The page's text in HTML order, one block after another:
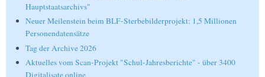
Hauptstaatsarchivs"
Neuer Meilenstein beim BLF-Sterbebilderprojekt: 1,5 Millionen
Personendatensätze
Tag der Archive 2026
Aktuelles vom Scan-Projekt "Schul-Jahresberichte" - über 3400
Digitalisate online